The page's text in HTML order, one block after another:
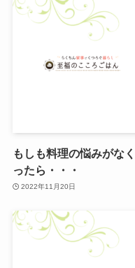
もしも料理の悩みがな
ったら・・・
2022年11月20日